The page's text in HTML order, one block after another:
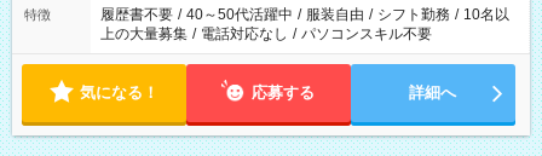
合は応募できません。
特徴 履歴書不要 / 40～50代活躍中 / 服装自由 / シフト勤務 / 10名以
上の大量募集 / 電話対応なし / パソコンスキル不要
気になる！ 応募する 詳細へ